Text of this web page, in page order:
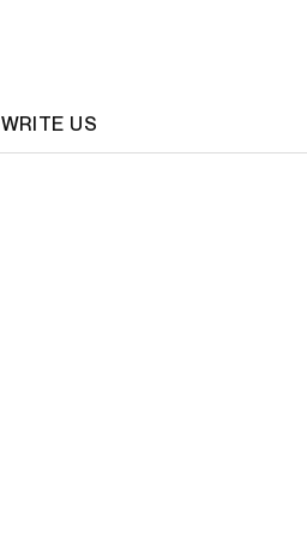
WRITE US